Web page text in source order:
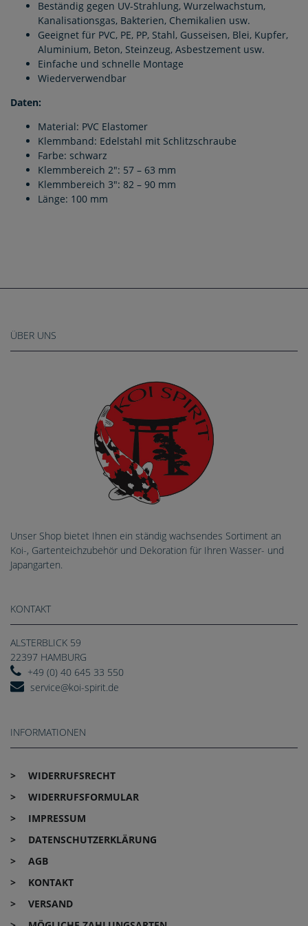
Beständig gegen UV-Strahlung, Wurzelwachstum,
Kanalisationsgas, Bakterien, Chemikalien usw.
Geeignet für PVC, PE, PP, Stahl, Gusseisen, Blei, Kupfer,
Aluminium, Beton, Steinzeug, Asbestzement usw.
Einfache und schnelle Montage
Wiederverwendbar
Daten:
Material: PVC Elastomer
Klemmband: Edelstahl mit Schlitzschraube
Farbe: schwarz
Klemmbereich 2": 57 – 63 mm
Klemmbereich 3": 82 – 90 mm
Länge: 100 mm
ÜBER UNS
Unser Shop bietet Ihnen ein ständig wachsendes Sortiment an
Koi-, Gartenteichzubehör und Dekoration für Ihren Wasser- und
Japangarten.
KONTAKT
ALSTERBLICK 59
22397 HAMBURG
+49 (0) 40 645 33 550
service@koi-spirit.de
INFORMATIONEN
WIDERRUFS­RECHT
WIDERRUFS­FORMULAR
IMPRESSUM
DATEN­SCHUTZ­ERKLÄRUNG
AGB
KONTAKT
VERSAND